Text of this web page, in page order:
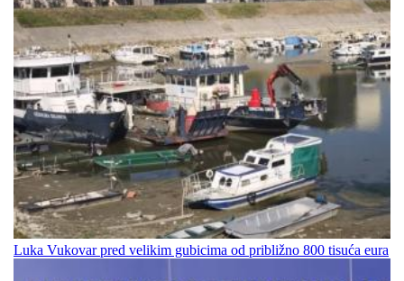
Luka Vukovar pred velikim gubicima od približno 800 tisuća eura